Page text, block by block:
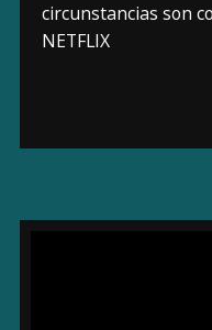
circunstancias son
NETFLIX